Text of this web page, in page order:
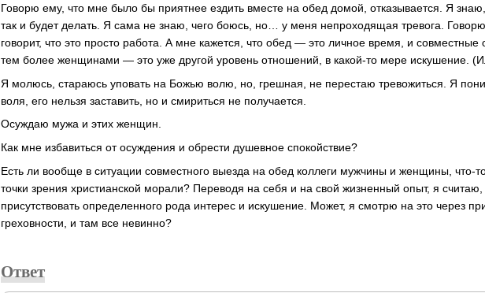
Говорю ему, что мне было бы приятнее ездить вместе на обед домой, отказывается. Я
так и будет делать. Я сама не знаю, чего боюсь, но… у меня непроходящая тревога.
говорит, что это просто работа. А мне кажется, что обед — это личное время, и совместные
тем более женщинами — это уже другой уровень отношений, в какой-то мере искушение.
Я молюсь, стараюсь уповать на Божью волю, но, грешная, не перестаю тревожиться. Я
воля, его нельзя заставить, но и смириться не получается.
Осуждаю мужа и этих женщин.
Как мне избавиться от осуждения и обрести душевное спокойствие?
Есть ли вообще в ситуации совместного выезда на обед коллеги мужчины и женщины, что-
точки зрения христианской морали? Переводя на себя и на свой жизненный опыт, я
присутствовать определенного рода интерес и искушение. Может, я смотрю на это через
греховности, и там все невинно?
Ответ